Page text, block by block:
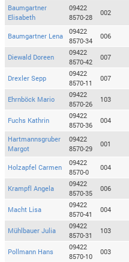
Baumgartner
Elisabeth
09422
8570-28
002
Baumgartner Lena
09422
8570-34
006
Diewald Doreen
09422
8570-42
007
Drexler Sepp
09422
8570-11
007
Ehrnböck Mario
09422
8570-26
103
Fuchs Kathrin
09422
8570-36
004
Hartmannsgruber
Margot
09422
8570-29
001
Holzapfel Carmen
09422
8570-0
004
Krampfl Angela
09422
8570-35
006
Macht Lisa
09422
8570-41
004
Mühlbauer Julia
09422
8570-31
103
Pollmann Hans
09422
8570-10
003